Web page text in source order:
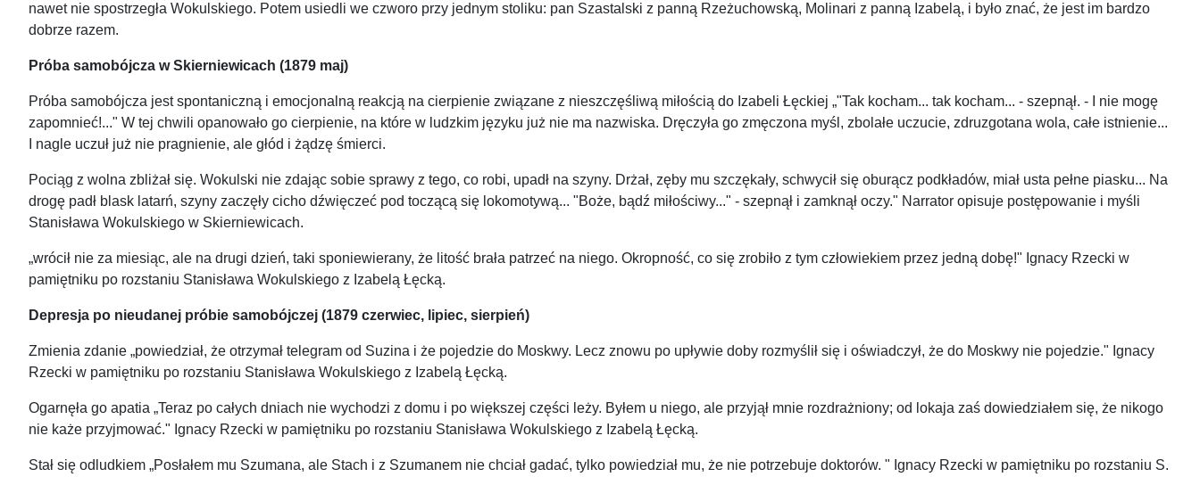
nawet nie spostrzegła Wokulskiego. Potem usiedli we czworo przy jednym stoliku: pan Szastalski z panną Rzeżuchowską, Molinari z panną Izabelą, i było znać, że jest im bardzo
dobrze razem.
Próba samobójcza w Skierniewicach (1879 maj)
Próba samobójcza jest spontaniczną i emocjonalną reakcją na cierpienie związane z nieszczęśliwą miłością do Izabeli Łęckiej „"Tak kocham... tak kocham... - szepnął. - I nie mogę
zapomnieć!..." W tej chwili opanowało go cierpienie, na które w ludzkim języku już nie ma nazwiska. Dręczyła go zmęczona myśl, zbolałe uczucie, zdruzgotana wola, całe istnienie...
I nagle uczuł już nie pragnienie, ale głód i żądzę śmierci.
Pociąg z wolna zbliżał się. Wokulski nie zdając sobie sprawy z tego, co robi, upadł na szyny. Drżał, zęby mu szczękały, schwycił się oburącz podkładów, miał usta pełne piasku... Na
drogę padł blask latarń, szyny zaczęły cicho dźwięczeć pod toczącą się lokomotywą... "Boże, bądź miłościwy..." - szepnął i zamknął oczy." Narrator opisuje postępowanie i myśli
Stanisława Wokulskiego w Skierniewicach.
„wrócił nie za miesiąc, ale na drugi dzień, taki sponiewierany, że litość brała patrzeć na niego. Okropność, co się zrobiło z tym człowiekiem przez jedną dobę!" Ignacy Rzecki w
pamiętniku po rozstaniu Stanisława Wokulskiego z Izabelą Łęcką.
Depresja po nieudanej próbie samobójczej (1879 czerwiec, lipiec, sierpień)
Zmienia zdanie „powiedział, że otrzymał telegram od Suzina i że pojedzie do Moskwy. Lecz znowu po upływie doby rozmyślił się i oświadczył, że do Moskwy nie pojedzie." Ignacy
Rzecki w pamiętniku po rozstaniu Stanisława Wokulskiego z Izabelą Łęcką.
Ogarnęła go apatia „Teraz po całych dniach nie wychodzi z domu i po większej części leży. Byłem u niego, ale przyjął mnie rozdrażniony; od lokaja zaś dowiedziałem się, że nikogo
nie każe przyjmować." Ignacy Rzecki w pamiętniku po rozstaniu Stanisława Wokulskiego z Izabelą Łęcką.
Stał się odludkiem „Posłałem mu Szumana, ale Stach i z Szumanem nie chciał gadać, tylko powiedział mu, że nie potrzebuje doktorów. " Ignacy Rzecki w pamiętniku po rozstaniu S.